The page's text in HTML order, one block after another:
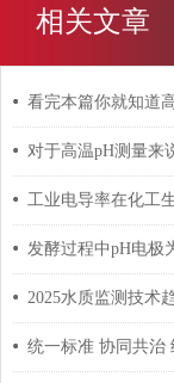
相关文章